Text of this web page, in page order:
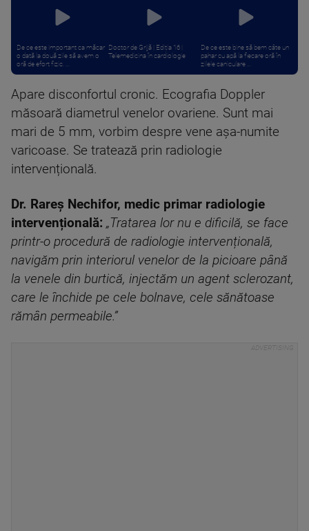
De ce este important ca măcar
o dată la două zile să avem o
oră de efort fizic. ...
Doctor de Grijă | Ediția 16 |
Telemedicina în cardiologie
De ce este bine să bem câte un
pahar cu apă la fiecare oră în
zilele caniculare ...
Apare disconfortul cronic. Ecografia Doppler
măsoară diametrul venelor ovariene. Sunt mai
mari de 5 mm, vorbim despre vene așa-numite
varicoase. Se tratează prin radiologie
intervențională.
Dr. Rareș Nechifor, medic primar radiologie
intervențională: „Tratarea lor nu e dificilă, se face
printr-o procedură de radiologie intervențională,
navigăm prin interiorul venelor de la picioare până
la venele din burtică, injectăm un agent sclerozant,
care le închide pe cele bolnave, cele sănătoase
rămân permeabile.”